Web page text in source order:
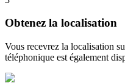
Obtenez la localisation
Vous recevrez la localisation
téléphonique est également